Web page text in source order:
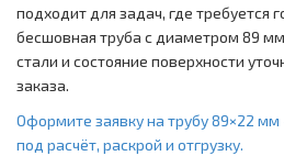
подходит для задач, где требуется
бесшовная труба с диаметром 89
стали и состояние поверхности
заказа.
Оформите заявку на трубу 89×22
под расчёт, раскрой и отгрузку.